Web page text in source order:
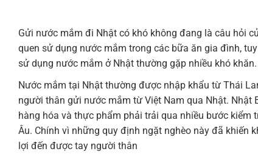
Gửi nước mắm đi Nhật có khó không đang là câu hỏi
quen sử dụng nước mắm trong các bữa ăn gia đình,
sử dụng nước mắm ở Nhật thường gặp nhiều khó khăn.
Nước mắm tại Nhật thường được nhập khẩu từ Thái
người thân gửi nước mắm từ Việt Nam qua Nhật. Nhật
hàng hóa và thực phẩm phải trải qua nhiều bước
Âu. Chính vì những quy định ngặt nghèo này đã khiến
lợi đến được tay người thân